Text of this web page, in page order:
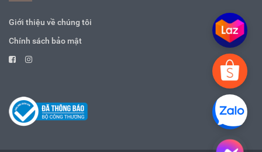
Giới thiệu về chúng tôi
Chính sách bảo mật